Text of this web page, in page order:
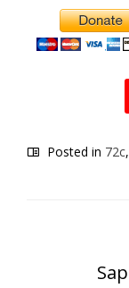
Posted in 72c,